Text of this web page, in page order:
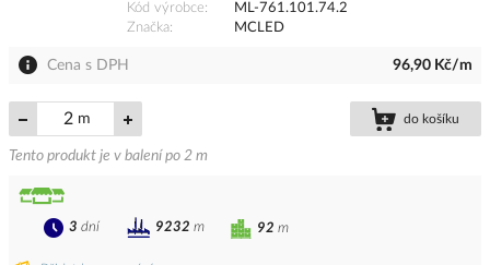
Kód výrobce
ML-761.101.74.2
Značka
MCLED
Cena s DPH 96,90 Kč/m
m do košíku
Tento produkt je v balení po 2 m
92 m
3 dní 9232 m